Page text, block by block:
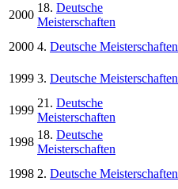
2000
18. Deutsche
Meisterschaften
2000 4. Deutsche Meisterschaften
1999 3. Deutsche Meisterschaften
1999
21. Deutsche
Meisterschaften
1998
18. Deutsche
Meisterschaften
1998 2. Deutsche Meisterschaften